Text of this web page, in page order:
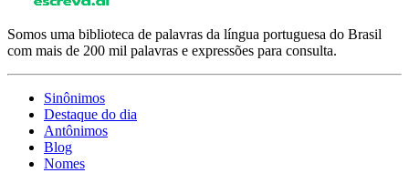
Somos uma biblioteca de palavras da língua portuguesa do Brasil
com mais de 200 mil palavras e expressões para consulta.
Sinônimos
Destaque do dia
Antônimos
Blog
Nomes